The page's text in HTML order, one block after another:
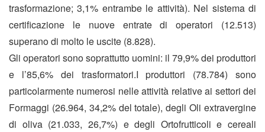
trasformazione; 3,1% entrambe le attività). Nel sistema di
certificazione le nuove entrate di operatori (12.513)
superano di molto le uscite (8.828).
Gli operatori sono soprattutto uomini: il 79,9% dei produttori
e l’85,6% dei trasformatori.I produttori (78.784) sono
particolarmente numerosi nelle attività relative ai settori dei
Formaggi (26.964, 34,2% del totale), degli Oli extravergine
di oliva (21.033, 26,7%) e degli Ortofrutticoli e cereali